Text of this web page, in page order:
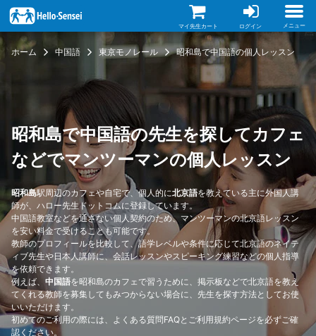
イ
ン
コ
ン
マイ先生カート ログイン メニュー
ホーム 中国語 東京モノレール 昭和島で中国語の個人レッスン
昭和島で中国語の先生を探してカフェ
などでマンツーマンの個人レッスン
昭和島駅周辺のカフェや自宅で、個人的に北京語を教えている主に外国人講
師が、ハロー先生ドットコムに登録しています。
中国語教室などを通さない個人契約のため、マンツーマンの北京語レッスン
を安い料金で受けることも可能です。
教師のプロフィールを比較して、語学レベルや条件に応じて北京語のネイテ
ィブ先生や日本人講師に、会話レッスンやスピーキング練習などの個人指導
を依頼できます。
例えば、 中国語を昭和島のカフェで習うために、掲示板などで北京語を教え
てくれる教師を募集してもみつからない場合に、先生を探す方法としてお使
いいただけます。
初めてのご利用の際には、 よくある質問FAQと ご利用規約ページを必ずご確
認ください。